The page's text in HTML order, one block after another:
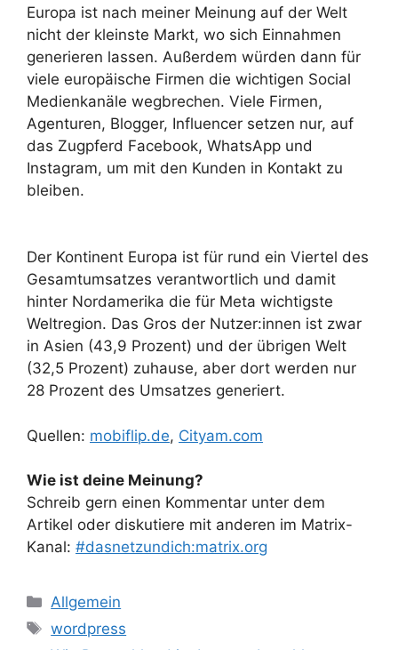
Europa ist nach meiner Meinung auf der Welt
nicht der kleinste Markt, wo sich Einnahmen
generieren lassen. Außerdem würden dann für
viele europäische Firmen die wichtigen Social
Medienkanäle wegbrechen. Viele Firmen,
Agenturen, Blogger, Influencer setzen nur, auf
das Zugpferd Facebook, WhatsApp und
Instagram, um mit den Kunden in Kontakt zu
bleiben.
Der Kontinent Europa ist für rund ein Viertel des
Gesamtumsatzes verantwortlich und damit
hinter Nordamerika die für Meta wichtigste
Weltregion. Das Gros der Nutzer:innen ist zwar
in Asien (43,9 Prozent) und der übrigen Welt
(32,5 Prozent) zuhause, aber dort werden nur
28 Prozent des Umsatzes generiert.
Quellen: mobiflip.de, Cityam.com
Wie ist deine Meinung?
Schreib gern einen Kommentar unter dem
Artikel oder diskutiere mit anderen im Matrix-
Kanal: #dasnetzundich:matrix.org
Kategorien
Allgemein
Schlagwörter
wordpress